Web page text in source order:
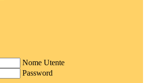
Nome Utente
Password